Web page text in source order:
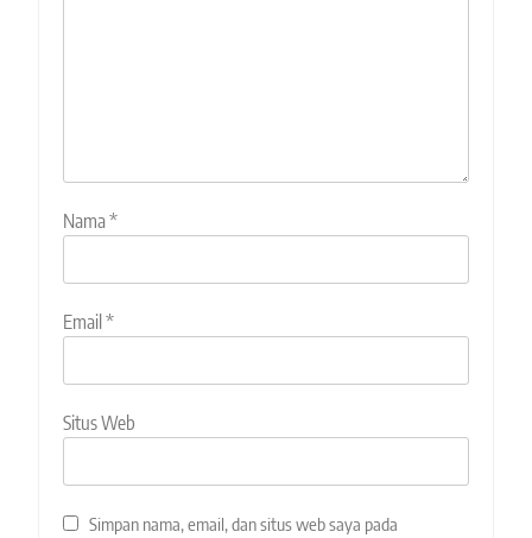
Nama*
Email *
Situs Web
Simpan nama, email, dan situs web saya pada